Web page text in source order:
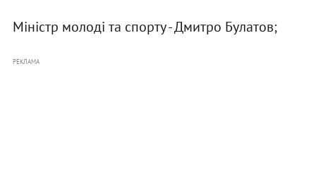
Міністр молоді та спорту - Дмитро Булатов;
РЕКЛАМА